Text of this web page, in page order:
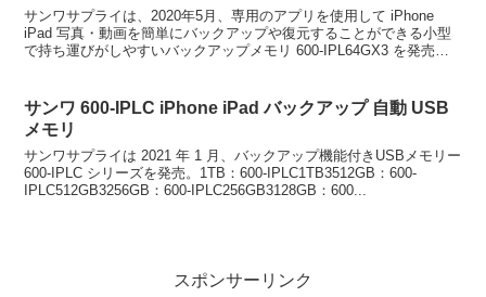
サンワサプライは、2020年5月、専用のアプリを使用して iPhone
iPad 写真・動画を簡単にバックアップや復元することができる小型
で持ち運びがしやすいバックアップメモリ 600-IPL64GX3 を発売。
サンワ 600-IPLC iPhone iPad バックアップ 自動 USB
メモリ
サンワサプライは 2021 年 1 月、バックアップ機能付きUSBメモリー
600-IPLC シリーズを発売。1TB：600-IPLC1TB3512GB：600-
IPLC512GB3256GB：600-IPLC256GB3128GB：600...
スポンサーリンク